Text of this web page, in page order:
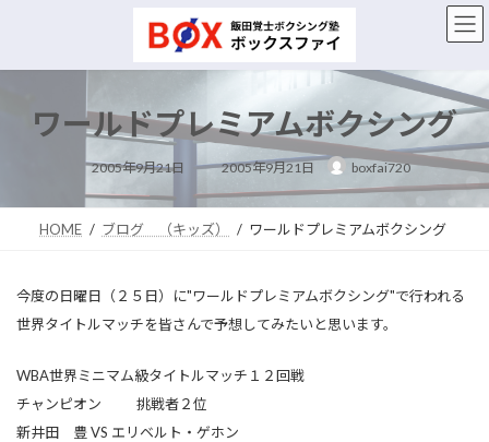
ン
プ
ー
動
ワールドプレミアムボクシング
2005年9月21日
終
新
日
:
2005年9月21日 boxfai720
HOME ブログ （キッズ） ワールドプレミアムボクシング
今度の日曜日（２５日）に"ワールドプレミアムボクシング"で行われる
世界タイトルマッチを皆さんで予想してみたいと思います。
WBA世界ミニマム級タイトルマッチ１２回戦
チャンピオン 挑戦者２位
新井田 豊 VS エリベルト・ゲホン